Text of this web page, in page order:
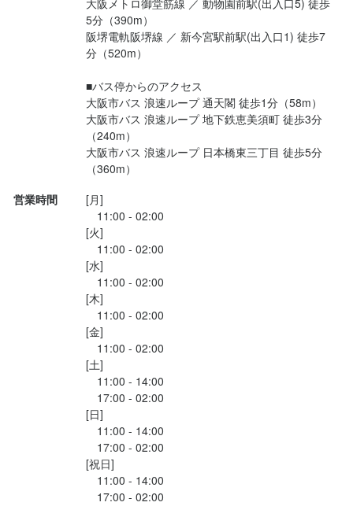
大阪メトロ御堂筋線 ／ 動物園前駅(出入口5) 徒歩
5分（390m）
阪堺電軌阪堺線 ／ 新今宮駅前駅(出入口1) 徒歩7
分（520m）
■バス停からのアクセス
大阪市バス 浪速ループ 通天閣 徒歩1分（58m）
大阪市バス 浪速ループ 地下鉄恵美須町 徒歩3分
（240m）
大阪市バス 浪速ループ 日本橋東三丁目 徒歩5分
（360m）
営業時間
[月]
11:00 - 02:00
[火]
11:00 - 02:00
[水]
11:00 - 02:00
[木]
11:00 - 02:00
[金]
11:00 - 02:00
[土]
11:00 - 14:00
17:00 - 02:00
[日]
11:00 - 14:00
17:00 - 02:00
[祝日]
11:00 - 14:00
17:00 - 02:00